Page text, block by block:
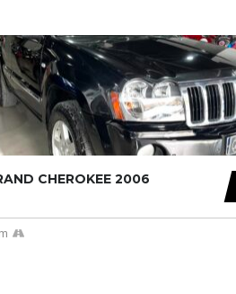
CHEROKEE 2006